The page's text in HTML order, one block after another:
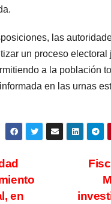
las
un proceso electoral
a la población
en las urnas
en